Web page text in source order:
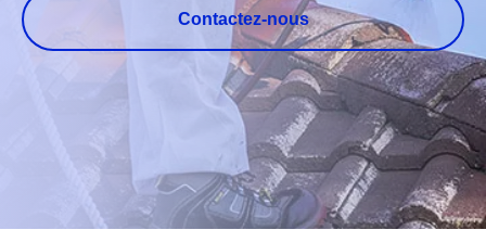
Contactez-nous